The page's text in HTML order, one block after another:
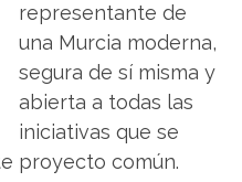
representante de
una Murcia moderna,
segura de sí misma y
abierta a todas las
iniciativas que se
proyecto común.